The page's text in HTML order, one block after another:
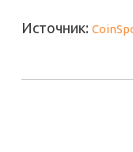
Источник: